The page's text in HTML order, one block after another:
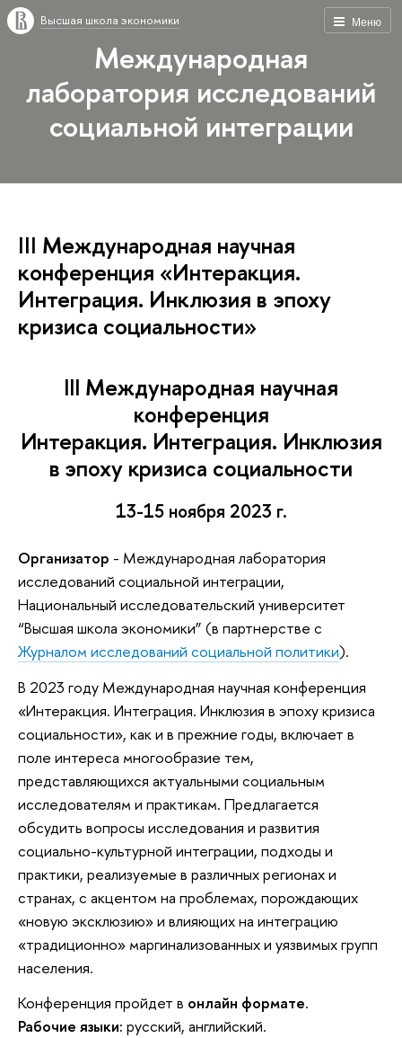
Меню
Высшая школа экономики
Международная
лаборатория исследований
социальной интеграции
III Международная научная
конференция «Интеракция.
Интеграция. Инклюзия в эпоху
кризиса социальности»
III Международная научная
конференция
Интеракция. Интеграция. Инклюзия
в эпоху кризиса социальности
13-15 ноября 2023 г.
Организатор - Международная лаборатория
исследований социальной интеграции,
Национальный исследовательский университет
“Высшая школа экономики” (в партнерстве с
Журналом исследований социальной политики).
В 2023 году Международная научная конференция
«Интеракция. Интеграция. Инклюзия в эпоху кризиса
социальности», как и в прежние годы, включает в
поле интереса многообразие тем,
представляющихся актуальными социальным
исследователям и практикам. Предлагается
обсудить вопросы исследования и развития
социально-культурной интеграции, подходы и
практики, реализуемые в различных регионах и
странах, с акцентом на проблемах, порождающих
«новую эксклюзию» и влияющих на интеграцию
«традиционно» маргинализованных и уязвимых групп
населения.
Конференция пройдет в онлайн формате.
Рабочие языки: русский, английский.